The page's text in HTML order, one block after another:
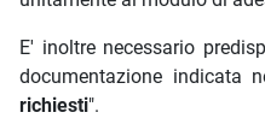
E' inoltre necessario
documentazione indicata
richiesti".